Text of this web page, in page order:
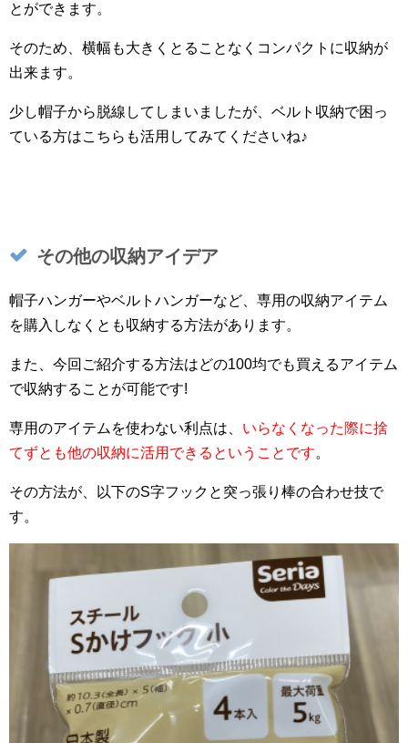
とができます。
そのため、横幅も大きくとることなくコンパクトに収納が
出来ます。
少し帽子から脱線してしまいましたが、ベルト収納で困っ
ている方はこちらも活用してみてくださいね♪
その他の収納アイデア
帽子ハンガーやベルトハンガーなど、専用の収納アイテム
を購入しなくとも収納する方法があります。
また、今回ご紹介する方法はどの100均でも買えるアイテム
で収納することが可能です!
専用のアイテムを使わない利点は、 いらなくなった際に捨
てずとも他の収納に活用できるということです。
その方法が、以下のS字フックと突っ張り棒の合わせ技で
す。